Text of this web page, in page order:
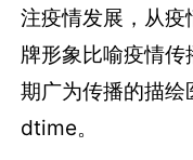
注疫情发展，从
牌形象比喻疫情
期广为传播的描
dtime。